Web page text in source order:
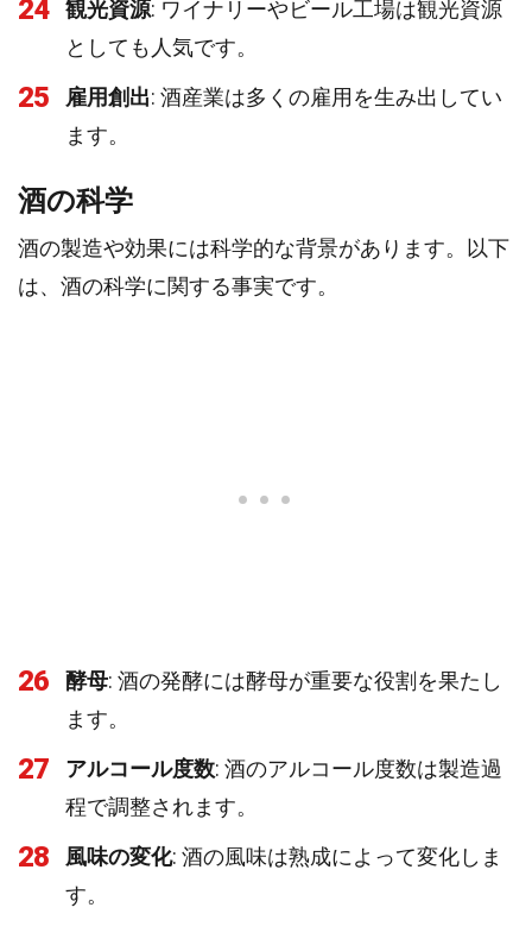
24 観光資源: ワイナリーやビール工場は観光資源
としても人気です。
25 雇用創出: 酒産業は多くの雇用を生み出してい
ます。
酒の科学
酒の製造や効果には科学的な背景があります。以下
は、酒の科学に関する事実です。
26 酵母: 酒の発酵には酵母が重要な役割を果たし
ます。
27 アルコール度数: 酒のアルコール度数は製造過
程で調整されます。
28 風味の変化: 酒の風味は熟成によって変化しま
す。